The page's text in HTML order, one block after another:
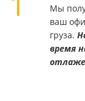
Мы
ваш
груза.
время